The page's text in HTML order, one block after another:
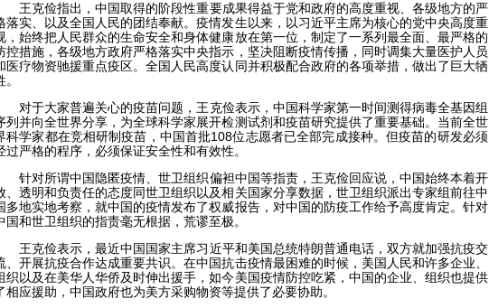
王克俭指出，中国取得的阶段性重要成果得益于党和政府的高度重视、各级地方的严
落实、以及全国人民的团结奉献。疫情发生以来，以习近平主席为核心的党中央高度重
，始终把人民群众的生命安全和身体健康放在第一位，制定了一系列最全面、最严格的
控措施，各级地方政府严格落实中央指示，坚决阻断疫情传播，同时调集大量医护人员
医疗物资驰援重点疫区。全国人民高度认同并积极配合政府的各项举措，做出了巨大牺
。
对于大家普遍关心的疫苗问题，王克俭表示，中国科学家第一时间测得病毒全基因组
列并向全世界分享，为全球科学家展开检测试剂和疫苗研究提供了重要基础。当前全世
科学家都在竞相研制疫苗，中国首批108位志愿者已全部完成接种。但疫苗的研发必须
过严格的程序，必须保证安全性和有效性。
针对所谓中国隐匿疫情、世卫组织偏袒中国等指责，王克俭回应说，中国始终本着开
、透明和负责任的态度同世卫组织以及相关国家分享数据，世卫组织派出专家组前往中
多地实地考察，就中国的疫情发布了权威报告，对中国的防疫工作给予高度肯定。针对
国和世卫组织的指责毫无根据，荒谬至极。
王克俭表示，最近中国国家主席习近平和美国总统特朗普通电话，双方就加强抗疫交
、开展抗疫合作达成重要共识。在中国抗击疫情最困难的时候，美国人民和许多企业、
织以及在美华人华侨及时伸出援手，如今美国疫情防控吃紧，中国的企业、组织也提供
相应援助，中国政府也为美方采购物资等提供了必要协助。